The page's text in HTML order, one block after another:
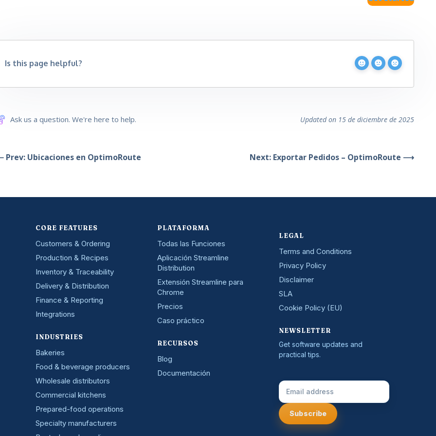
Is this page helpful?
Ask us a question. We're here to help. Updated on 15 de diciembre de 2025
Ubicaciones en OptimoRoute Next: Exportar Pedidos – OptimoRoute ⟶
CORE FEATURES
Customers & Ordering
Production & Recipes
Inventory & Traceability
Delivery & Distribution
Finance & Reporting
Integrations
INDUSTRIES
Bakeries
Food & beverage producers
Wholesale distributors
Commercial kitchens
Prepared-food operations
Specialty manufacturers
PLATAFORMA
Todas las Funciones
Aplicación Streamline
Distribution
Extensión Streamline para
Chrome
Precios
Caso práctico
RECURSOS
Blog
Documentación
LEGAL
Terms and Conditions
Privacy Policy
Disclaimer
SLA
Cookie Policy (EU)
NEWSLETTER
Get software updates and
practical tips.
Email Address